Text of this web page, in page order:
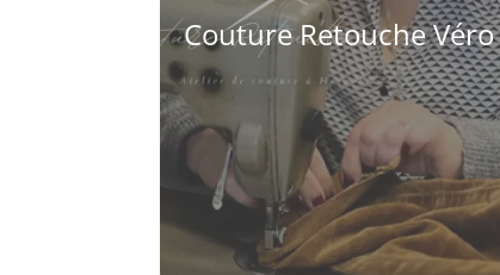
Couture Retouche Véro